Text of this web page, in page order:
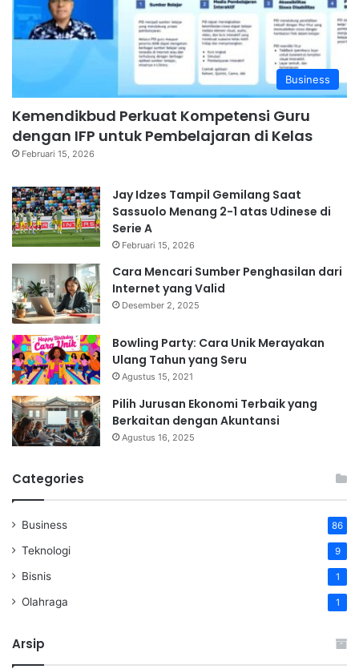
Business
Kemendikbud Perkuat Kompetensi Guru
dengan IFP untuk Pembelajaran di Kelas
Februari 15, 2026
Jay Idzes Tampil Gemilang Saat
Sassuolo Menang 2-1 atas Udinese di
Serie A
Februari 15, 2026
Cara Mencari Sumber Penghasilan dari
Internet yang Valid
Desember 2, 2025
Bowling Party: Cara Unik Merayakan
Ulang Tahun yang Seru
Agustus 15, 2021
Pilih Jurusan Ekonomi Terbaik yang
Berkaitan dengan Akuntansi
Agustus 16, 2025
Categories
Business 86
Teknologi 9
Bisnis 1
Olahraga 1
Arsip